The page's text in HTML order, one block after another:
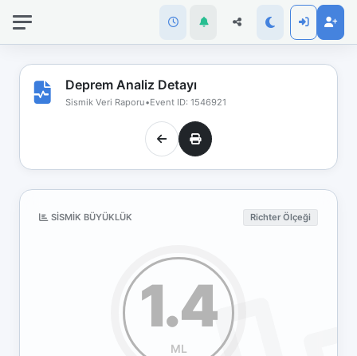
Deprem Analiz Detayı
Sismik Veri Raporu•Event ID: 1546921
SISMIK BÜYÜKLÜK Richter Ölçeği
1.4
ML
bağlantınız
koptu!
Çevrimdışı
moddasınız.